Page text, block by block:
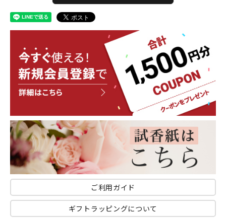
ご利用ガイド
ギフトラッピングについて